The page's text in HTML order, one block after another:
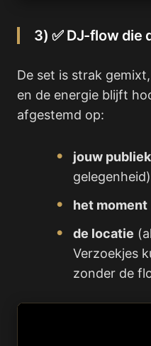
3) ✅ DJ-flow die
De set is strak
en de energie blijft
afgestemd op:
jouw publiek
gelegenheid)
het moment
de locatie
Verzoekjes
zonder de